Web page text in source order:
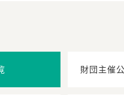
財団主催